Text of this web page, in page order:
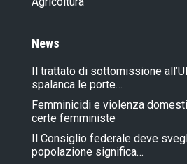
News
Il trattato di sottomissione
spalanca le porte…
Femminicidi e violenza
certe femministe
Il Consiglio federale deve
popolazione significa…